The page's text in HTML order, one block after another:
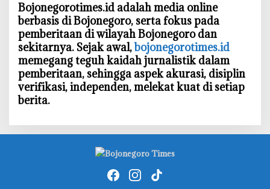
Bojonegorotimes.id adalah media online
berbasis di Bojonegoro, serta fokus pada
pemberitaan di wilayah Bojonegoro dan
sekitarnya. Sejak awal,bojonegorotimes.id
memegang teguh kaidah jurnalistik dalam
pemberitaan, sehingga aspek akurasi, disiplin
verifikasi, independen, melekat kuat di setiap
berita.